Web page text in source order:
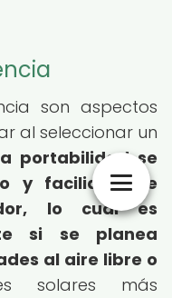
son aspectos
al seleccionar un
portabilidad se
y facilidad de
lo cual es
si se planea
al aire libre o
solares más